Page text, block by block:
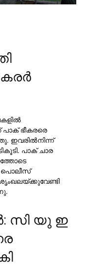
പാക് ഭീകരരെ
ഇവരില്‍നിന്ന്
പാക് ചാര
പൊലീസ്
സി യു ഇ